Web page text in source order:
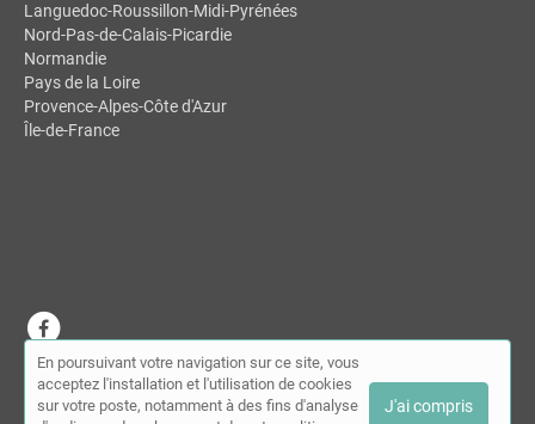
Languedoc-Roussillon-Midi-Pyrénées
Nord-Pas-de-Calais-Picardie
Normandie
Pays de la Loire
Provence-Alpes-Côte d'Azur
Île-de-France
© MDSL | Annuaire des ostéopathes 2026 |Plan du site
compte|Contact
En poursuivant votre navigation sur ce site, vous
acceptez l'installation et l'utilisation de cookies
sur votre poste, notamment à des fins d'analyse
J'ai compris